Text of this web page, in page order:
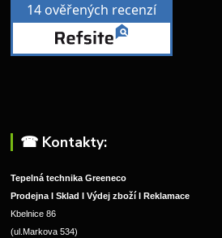
☎︎ Kontakty:
Tepelná technika Greeneco
Prodejna I Sklad I Výdej zboží I Reklamace
Kbelnice 86
(ul.Markova 534)